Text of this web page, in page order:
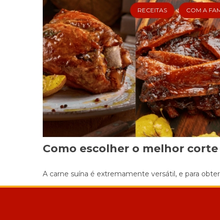
RECEITAS COM A
Como escolher o melhor
A carne suína é extremamente versátil, e para